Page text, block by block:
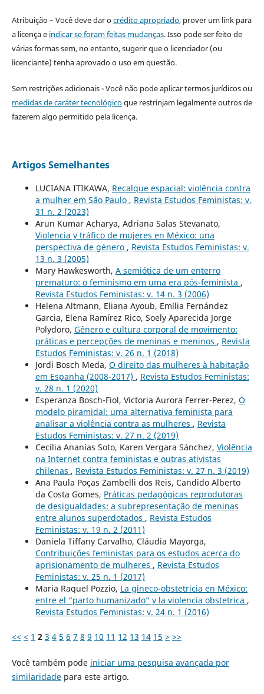
Atribuição – Você deve dar ocrédito apropriado, prover um link para
a licença e indicar se foram feitas mudanças. Isso pode ser feito de
várias formas sem, no entanto, sugerir que o licenciador (ou
licenciante) tenha aprovado o uso em questão.
Sem restrições adicionais - Você não pode aplicar termos jurídicos ou
medidas de caráter tecnológicoque restrinjam legalmente outros de
fazerem algo permitido pela licença.
Artigos Semelhantes
LUCIANA ITIKAWA, Recalque espacial: violência contra
a mulher em São Paulo , Revista Estudos Feministas: v.
31 n. 2 (2023)
Arun Kumar Acharya, Adriana Salas Stevanato,
Violencia y tráfico de mujeres en México: una
perspectiva de género , Revista Estudos Feministas: v.
13 n. 3 (2005)
Mary Hawkesworth, A semiótica de um enterro
prematuro: o feminismo em uma era pós-feminista ,
Revista Estudos Feministas: v. 14 n. 3 (2006)
Helena Altmann, Eliana Ayoub, Emília Fernández
Garcia, Elena Ramírez Rico, Soely Aparecida Jorge
Polydoro, Gênero e cultura corporal de movimento:
práticas e percepções de meninas e meninos , Revista
Estudos Feministas: v. 26 n. 1 (2018)
Jordi Bosch Meda, O direito das mulheres à habitação
em Espanha (2008-2017) , Revista Estudos Feministas:
v. 28 n. 1 (2020)
Esperanza Bosch-Fiol, Victoria Aurora Ferrer-Perez, O
modelo piramidal: uma alternativa feminista para
analisar a violência contra as mulheres , Revista
Estudos Feministas: v. 27 n. 2 (2019)
Cecilia Ananías Soto, Karen Vergara Sánchez, Violência
na Internet contra feministas e outras ativistas
chilenas , Revista Estudos Feministas: v. 27 n. 3 (2019)
Ana Paula Poças Zambelli dos Reis, Candido Alberto
da Costa Gomes, Práticas pedagógicas reprodutoras
de desigualdades: a subrepresentação de meninas
entre alunos superdotados , Revista Estudos
Feministas: v. 19 n. 2 (2011)
Daniela Tiffany Carvalho, Cláudia Mayorga,
Contribuições feministas para os estudos acerca do
aprisionamento de mulheres , Revista Estudos
Feministas: v. 25 n. 1 (2017)
Maria Raquel Pozzio, La gineco-obstetricia en México:
entre el “parto humanizado” y la violencia obstetrica ,
Revista Estudos Feministas: v. 24 n. 1 (2016)
<< < 1 2 3 4 5 6 7 8 9 10 11 12 13 14 15 > >>
Você também pode iniciar uma pesquisa avançada por
similaridadepara este artigo.